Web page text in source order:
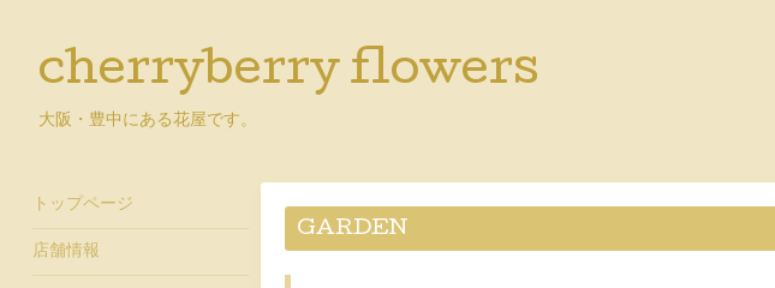
cherryberry flowers
大阪・豊中にある花屋です。
GARDEN
トップページ
店舗情報